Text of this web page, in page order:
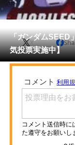
動物
会員記事
メディア
ITの今と未来を見
スマホと通信の最
進化するPCとデ
「ガンダムSEED
気投票実施中】
X